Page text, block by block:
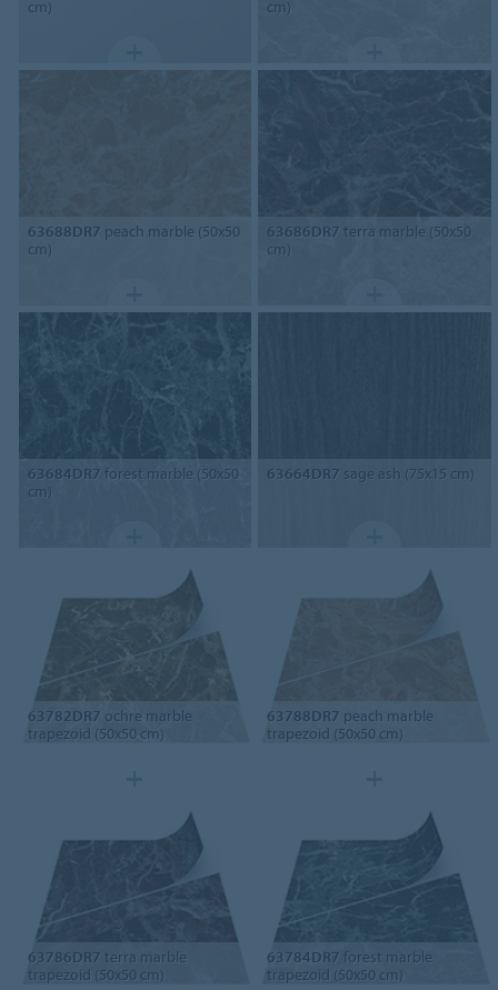
cm) cm)
63688DR7 peach marble (50x50
cm)
63686DR7 terra marble (50x50
cm)
63684DR7 forest marble (50x50
cm)
63664DR7 sage ash (75x15 cm)
63782DR7 ochre marble
trapezoid (50x50 cm)
63788DR7 peach marble
trapezoid (50x50 cm)
63786DR7 terra marble
trapezoid (50x50 cm)
63784DR7 forest marble
trapezoid (50x50 cm)